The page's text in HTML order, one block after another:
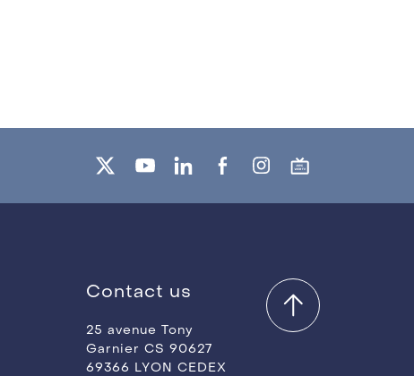
Contact us
25 avenue Tony
Garnier CS 90627
69366 LYON CEDEX